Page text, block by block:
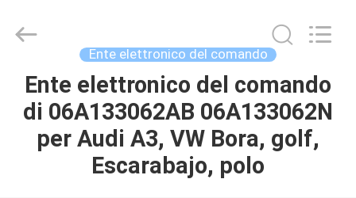
BENVENUTO
PRODOTTI
carburante
fornitore.
Ente elettronico del comando
Ente elettronico del comando
di 06A133062AB 06A133062N
per Audi A3, VW Bora, golf,
Escarabajo, polo